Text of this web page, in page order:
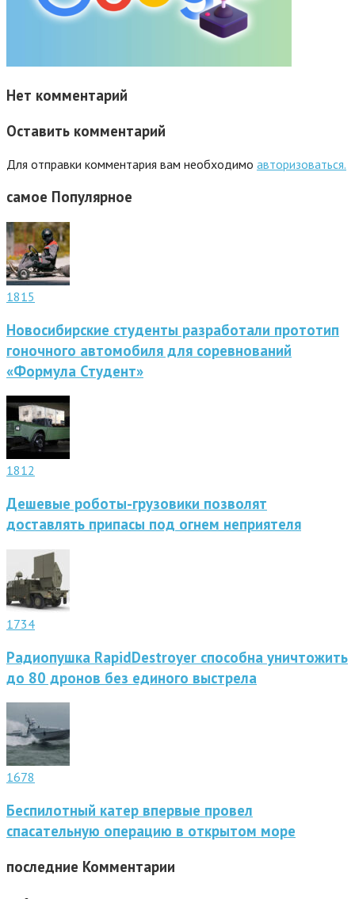
Нет комментарий
Оставить комментарий
Для отправки комментария вам необходимо авторизоваться.
самое Популярное
1815
Новосибирские студенты разработали прототип
гоночного автомобиля для соревнований
«Формула Студент»
1812
Дешевые роботы-грузовики позволят
доставлять припасы под огнем неприятеля
1734
Радиопушка RapidDestroyer способна уничтожить
до 80 дронов без единого выстрела
1678
Беспилотный катер впервые провел
спасательную операцию в открытом море
последние Комментарии